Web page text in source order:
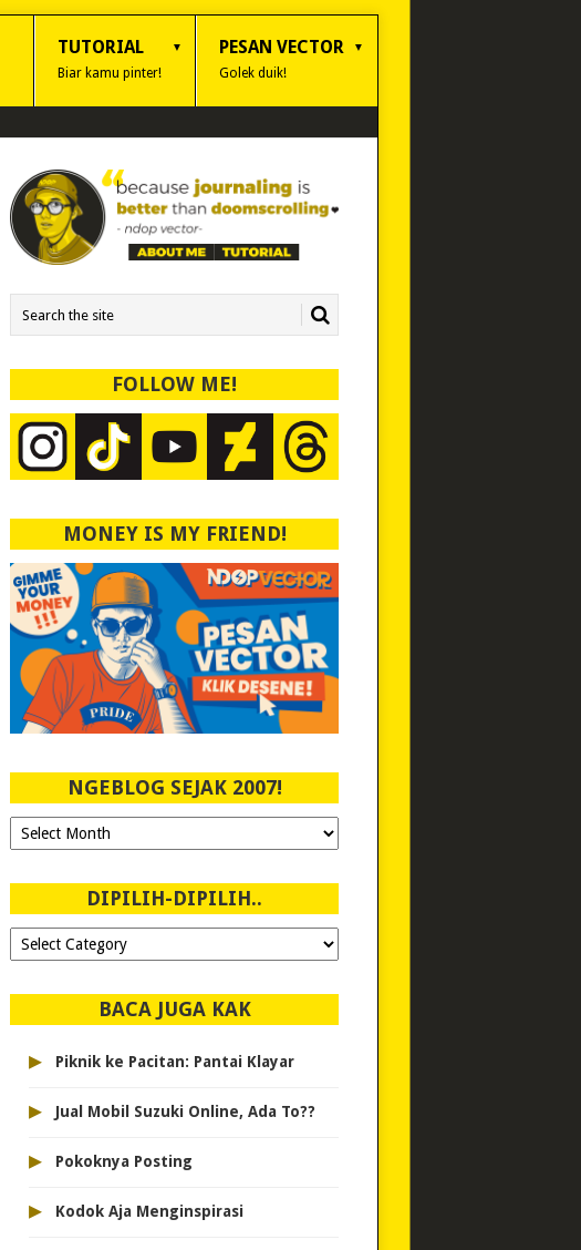
TUTORIAL
Biar kamu pinter!
PESAN VECTOR
Golek duik!
FOLLOW ME!
MONEY IS MY FRIEND!
NGEBLOG SEJAK 2007!
Ngeblog
Sejak
DIPILIH-DIPILIH..
Dipilih-
dipilih..
BACA JUGA KAK
▸ Piknik ke Pacitan: Pantai Klayar
▸ Jual Mobil Suzuki Online, Ada To??
▸ Pokoknya Posting
▸ Kodok Aja Menginspirasi